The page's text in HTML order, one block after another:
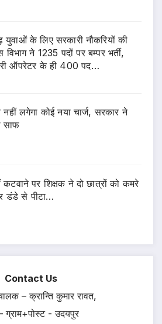
युवाओं के लिए सरकारी नौकरियों की
विभाग ने 1235 पदों पर बम्पर भर्ती,
ऑपरेटर के ही 400 पद…
लगेगा कोई नया चार्ज, सरकार ने
साफ
कटवाने पर शिक्षक ने दो छात्रों को कमरे
डंडे से पीटा…
Contact Us
– क्रान्ति कुमार रावत,
ग्राम+पोस्ट - उदयपुर